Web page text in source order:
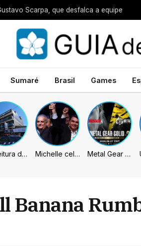
Scarpa, que desfalca a equipe
Sumaré Brasil Games
Prefeitura de Sumaré inaugura nova subsede da GCM na Área Cura Michelle celebra vice de Flávio: “Que chapa possa ser vitoriosa” Metal Gear Solid: Master Collection 2 terá legendas e menus em portugues
Banana